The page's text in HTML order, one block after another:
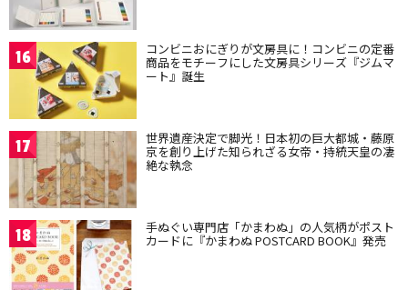
16 コンビニおにぎりが文房具に！コンビニの定番
商品をモチーフにした文房具シリーズ『ジムマ
ート』誕生
17 世界遺産決定で脚光！日本初の巨大都城・藤原
京を創り上げた知られざる女帝・持統天皇の凄
絶な執念
18 手ぬぐい専門店「かまわぬ」の人気柄がポスト
カードに『かまわぬ POSTCARD BOOK』発売